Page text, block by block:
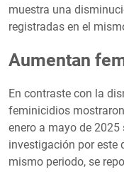
muestra una
registradas en el
Aumentan
En contraste con la
feminicidios
enero a mayo de
investigación por este
mismo periodo, se